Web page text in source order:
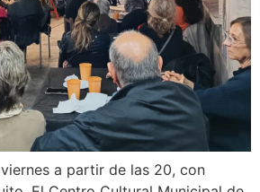
a partir de las 20, con